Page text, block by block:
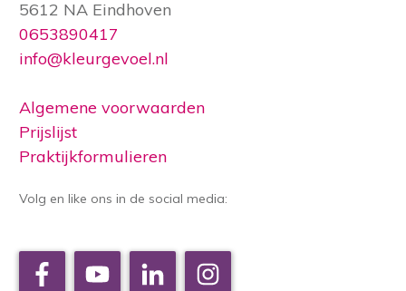
5612 NA Eindhoven
0653890417
info@kleurgevoel.nl
Algemene voorwaarden
Prijslijst
Praktijkformulieren
Volg en like ons in de social media: